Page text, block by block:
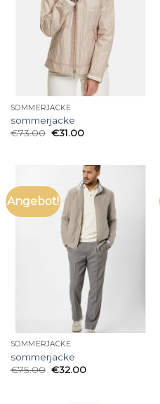
SOMMERJACKE
sommerjacke
€73.00 €31.00
Angebot!
SOMMERJACKE
sommerjacke
€75.00 €32.00